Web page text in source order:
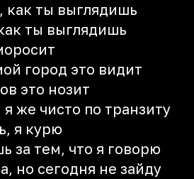
ты выглядишь
ты выглядишь
город это видит
это нозит
же чисто по транзиту
я курю
за тем, что я говорю
но сегодня не зайду